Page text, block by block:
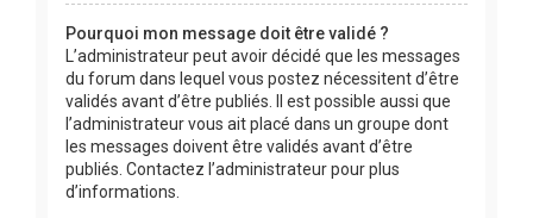
Pourquoi mon message doit être validé ?
L’administrateur peut avoir décidé que les messages
du forum dans lequel vous postez nécessitent d’être
validés avant d’être publiés. Il est possible aussi que
l’administrateur vous ait placé dans un groupe dont
les messages doivent être validés avant d’être
publiés. Contactez l’administrateur pour plus
d’informations.